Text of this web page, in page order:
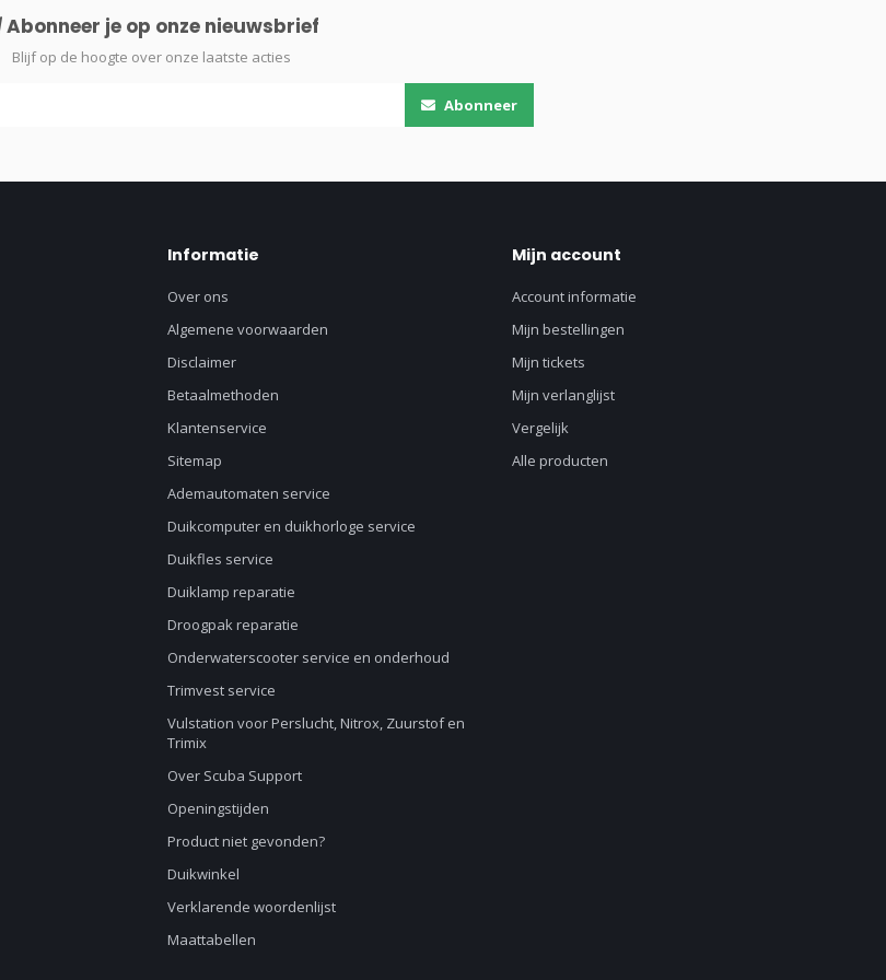
Abonneer je op onze nieuwsbrief
Blijf op de hoogte over onze laatste acties
Abonneer
Informatie
Over ons
Algemene voorwaarden
Disclaimer
Betaalmethoden
Klantenservice
Sitemap
Ademautomaten service
Duikcomputer en duikhorloge service
Duikfles service
Duiklamp reparatie
Droogpak reparatie
Onderwaterscooter service en onderhoud
Trimvest service
Vulstation voor Perslucht, Nitrox, Zuurstof en
Trimix
Over Scuba Support
Openingstijden
Product niet gevonden?
Duikwinkel
Verklarende woordenlijst
Maattabellen
Mijn account
Account informatie
Mijn bestellingen
Mijn tickets
Mijn verlanglijst
Vergelijk
Alle producten